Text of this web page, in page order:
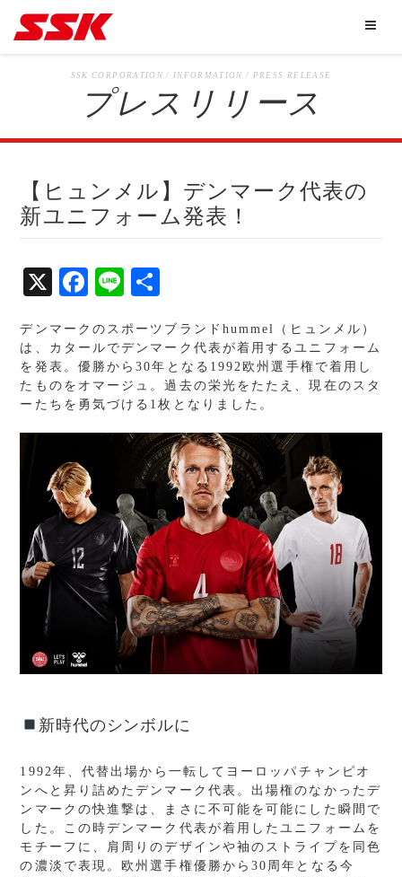
SSK CORPORATION / INFORMATION / PRESS RELEASE
プレスリリース
【ヒュンメル】デンマーク代表の
新ユニフォーム発表！
X
Fa
bo
ok
Li
デンマークのスポーツブランド hummel
（ヒュンメル）
は、カタールでデンマーク代表が着用するユニフォーム
を発表。優勝から30年となる 1992 欧州選手権で着用し
たものをオマージュ。過去の栄光をたたえ、現在のスタ
ーたちを勇気づける 1枚となりました。
新時代のシンボルに
1992 年、代替出場から一転してヨーロッパチャンピオ
ンへと昇り詰めたデンマーク代表。出場権のなかったデ
ンマークの快進撃は、まさに不可能を可能にした瞬間で
した。この時デンマーク代表が着用したユニフォームを
モチーフに、肩周りのデザインや袖のストライプを同色
の濃淡で表現。欧州選手権優勝から30 周年となる今